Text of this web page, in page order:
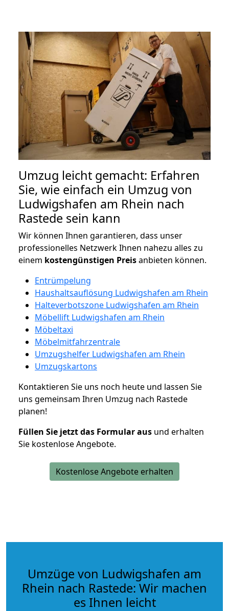
Umzug leicht gemacht: Erfahren
Sie, wie einfach ein Umzug von
Ludwigshafen am Rhein nach
Rastede sein kann
Wir können Ihnen garantieren, dass unser
professionelles Netzwerk Ihnen nahezu alles zu
einem kostengünstigen Preisanbieten können.
Entrümpelung
Haushaltsauflösung Ludwigshafen am Rhein
Halteverbotszone Ludwigshafen am Rhein
Möbellift Ludwigshafen am Rhein
Möbeltaxi
Möbelmitfahrzentrale
Umzugshelfer Ludwigshafen am Rhein
Umzugskartons
Kontaktieren Sie uns noch heute und lassen Sie
uns gemeinsam Ihren Umzug nach Rastede
planen!
Füllen Sie jetzt das Formular aus und erhalten
Sie kostenlose Angebote.
Kostenlose Angebote erhalten
Umzüge von Ludwigshafen am
Rhein nach Rastede: Wir machen
es Ihnen leicht